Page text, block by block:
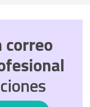
correo